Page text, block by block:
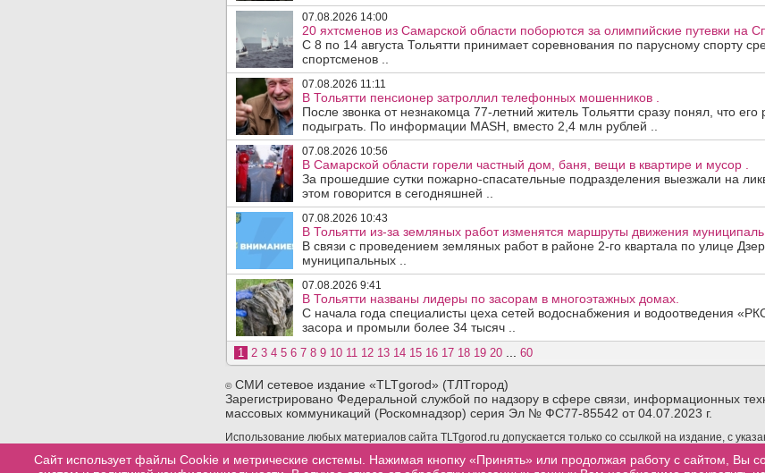
07.08.2026 14:00
20 яхтсменов из Самарской области поборются за олимпийские путевки на
С 8 по 14 августа Тольятти принимает соревнования по парусному спорту
спортсменов ..
07.08.2026 11:11
В Тольятти пенсионер затроллил телефонных мошенников .
После звонка от незнакомца 77-летний житель Тольятти сразу понял, что его
подыграть. По информации MASH, вместо 2,4 млн рублей ..
07.08.2026 10:56
В Самарской области горели частный дом, баня, вещи в квартире и мусор .
За прошедшие сутки пожарно-спасательные подразделения выезжали на
этом говорится в сегодняшней ..
07.08.2026 10:43
В Тольятти из-за земляных работ изменятся маршруты движения
В связи с проведением земляных работ в районе 2-го квартала по улице
муниципальных ..
07.08.2026 9:41
В Тольятти названы лидеры по засорам в многоэтажных домах.
С начала года специалисты цеха сетей водоснабжения и водоотведения
засора и промыли более 34 тысяч ..
1 2 3 4 5 6 7 8 9 10 11 12 13 14 15 16 17 18 19 20 60
©СМИ сетевое издание «TLTgorod» (ТЛТгород)
Зарегистрировано Федеральной службой по надзору в сфере связи, информационных
массовых коммуникаций (Роскомнадзор) серия Эл № ФС77-85542 от 04.07.2023 г.
Использование любых материалов сайта TLTgorod.ru допускается только со ссылкой на издание, с
конкретную страницу сайта, с которой взята информация, размещенная не позже первого абзаца
Сайт использует файлы Cookie и метрические системы. Нажимая кнопку «Принять» или продолжая работу с сайтом, Вы